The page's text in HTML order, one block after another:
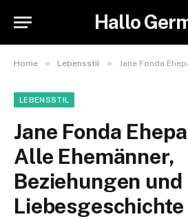
Hallo
Home » Lebensstil » Jane Fonda Ehepartner – Alle
LEBENSSTIL
Jane Fonda
Alle Ehemänner,
Beziehungen und